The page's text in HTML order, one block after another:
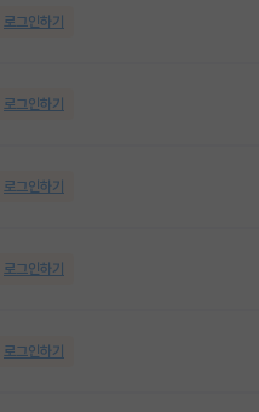
로그인하기
로그인하기
로그인하기
로그인하기
로그인하기